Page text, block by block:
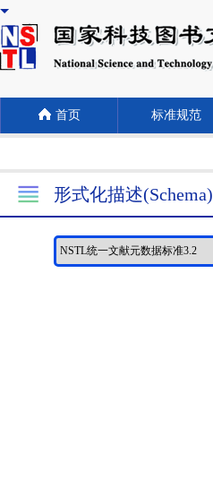
首页 标准规范
形式化描述(Schema)